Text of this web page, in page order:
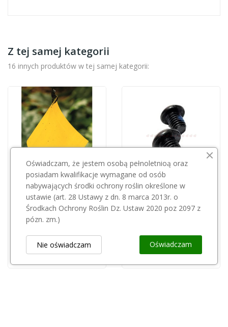
Z tej samej kategorii
16 innych produktów w tej samej kategorii:
BIOCONT
Tablice lepowe żółte a4 pakowane po 6szt
35,01 zł
LOWE
Oświadczam, że jestem osobą pełnoletnioą oraz
posiadam kwalifikacje wymagane od osób
nabywających środki ochrony roślin określone w
ustawie (art. 28 Ustawy z dn. 8 marca 2013r. o
Środkach Ochrony Roślin Dz. Ustaw 2020 poz 2097 z
pózn. zm.)
Oświadczam
Nie oświadczam